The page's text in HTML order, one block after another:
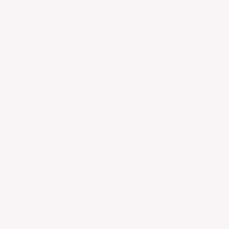
Personnalisez vos préférences pour